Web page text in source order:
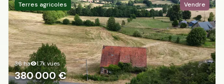
Terres agricoles Vendre
36ha 1.7kvues
380 000 €